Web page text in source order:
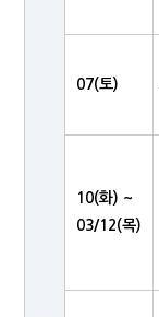
07(토)
10(화) ~
03/12(목)